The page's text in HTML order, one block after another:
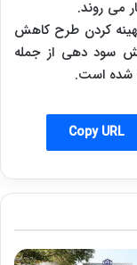
می روند.
کردن طرح کاهش
سود دهی از جمله
شده است.
Copy URL